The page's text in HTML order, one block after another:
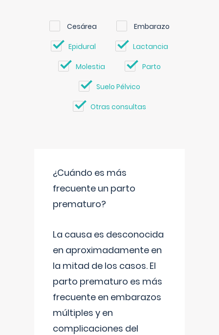
Cesárea Embarazo
Epidural Lactancia
Molestia Parto
Suelo Pélvico
Otras consultas
¿Cuándo es más
frecuente un parto
prematuro?
La causa es desconocida
en aproximadamente en
la mitad de los casos. El
parto prematuro es más
frecuente en embarazos
múltiples y en
complicaciones del